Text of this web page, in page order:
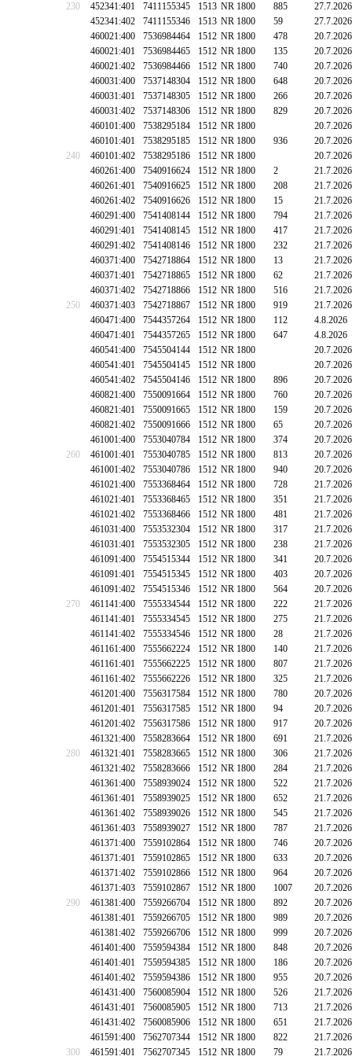
230
452341:401 7411155345 1513 NR 1800 885
27.7.2026
452341:402
7411155346 1513 NR 1800 59
27.7.2026
460021:400
7536984464 1512 NR 1800 478
20.7.2026
460021:401
7536984465 1512 NR 1800 135
20.7.2026
460021:402
7536984466 1512 NR 1800 740
20.7.2026
460031:400
7537148304 1512 NR 1800 648
20.7.2026
460031:401
7537148305 1512 NR 1800 266
20.7.2026
460031:402
7537148306 1512 NR 1800 829
20.7.2026
460101:400
7538295184 1512 NR 1800
20.7.2026
460101:401
7538295185 1512 NR 1800 936
20.7.2026
240
460101:402 7538295186 1512 NR 1800
20.7.2026
460261:400
7540916624 1512 NR 1800 2
21.7.2026
460261:401
7540916625 1512 NR 1800 208
21.7.2026
460261:402
7540916626 1512 NR 1800 15
21.7.2026
460291:400
7541408144 1512 NR 1800 794
21.7.2026
460291:401
7541408145 1512 NR 1800 417
21.7.2026
460291:402
7541408146 1512 NR 1800 232
21.7.2026
460371:400
7542718864 1512 NR 1800 13
21.7.2026
460371:401
7542718865 1512 NR 1800 62
21.7.2026
460371:402
7542718866 1512 NR 1800 516
21.7.2026
250
460371:403 7542718867 1512 NR 1800 919
21.7.2026
460471:400
7544357264 1512 NR 1800 112
4.8.2026
460471:401
7544357265 1512 NR 1800 647
4.8.2026
460541:400
7545504144 1512 NR 1800
20.7.2026
460541:401
7545504145 1512 NR 1800
20.7.2026
460541:402
7545504146 1512 NR 1800 896
20.7.2026
460821:400
7550091664 1512 NR 1800 760
20.7.2026
460821:401
7550091665 1512 NR 1800 159
20.7.2026
460821:402
7550091666 1512 NR 1800 65
20.7.2026
461001:400
7553040784 1512 NR 1800 374
20.7.2026
260
461001:401 7553040785 1512 NR 1800 813
20.7.2026
461001:402
7553040786 1512 NR 1800 940
20.7.2026
461021:400
7553368464 1512 NR 1800 728
21.7.2026
461021:401
7553368465 1512 NR 1800 351
21.7.2026
461021:402
7553368466 1512 NR 1800 481
21.7.2026
461031:400
7553532304 1512 NR 1800 317
21.7.2026
461031:401
7553532305 1512 NR 1800 238
21.7.2026
461091:400
7554515344 1512 NR 1800 341
20.7.2026
461091:401
7554515345 1512 NR 1800 403
20.7.2026
461091:402
7554515346 1512 NR 1800 564
20.7.2026
270
461141:400 7555334544 1512 NR 1800 222
21.7.2026
461141:401
7555334545 1512 NR 1800 275
21.7.2026
461141:402
7555334546 1512 NR 1800 28
21.7.2026
461161:400
7555662224 1512 NR 1800 140
21.7.2026
461161:401
7555662225 1512 NR 1800 807
21.7.2026
461161:402
7555662226 1512 NR 1800 325
21.7.2026
461201:400
7556317584 1512 NR 1800 780
20.7.2026
461201:401
7556317585 1512 NR 1800 94
20.7.2026
461201:402
7556317586 1512 NR 1800 917
20.7.2026
461321:400
7558283664 1512 NR 1800 691
21.7.2026
280
461321:401 7558283665 1512 NR 1800 306
21.7.2026
461321:402
7558283666 1512 NR 1800 284
21.7.2026
461361:400
7558939024 1512 NR 1800 522
21.7.2026
461361:401
7558939025 1512 NR 1800 652
21.7.2026
461361:402
7558939026 1512 NR 1800 545
21.7.2026
461361:403
7558939027 1512 NR 1800 787
21.7.2026
461371:400
7559102864 1512 NR 1800 746
20.7.2026
461371:401
7559102865 1512 NR 1800 633
20.7.2026
461371:402
7559102866 1512 NR 1800 964
20.7.2026
461371:403
7559102867 1512 NR 1800 1007
20.7.2026
290
461381:400 7559266704 1512 NR 1800 892
20.7.2026
461381:401
7559266705 1512 NR 1800 989
20.7.2026
461381:402
7559266706 1512 NR 1800 999
20.7.2026
461401:400
7559594384 1512 NR 1800 848
20.7.2026
461401:401
7559594385 1512 NR 1800 186
20.7.2026
461401:402
7559594386 1512 NR 1800 955
20.7.2026
461431:400
7560085904 1512 NR 1800 526
21.7.2026
461431:401
7560085905 1512 NR 1800 713
21.7.2026
461431:402
7560085906 1512 NR 1800 651
21.7.2026
461591:400
7562707344 1512 NR 1800 822
21.7.2026
300
461591:401 7562707345 1512 NR 1800 79 21.7.2026